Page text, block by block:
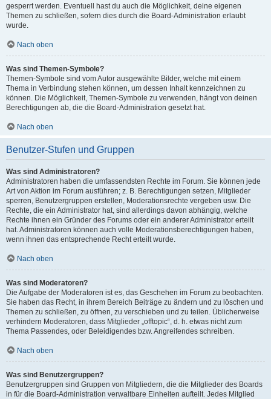
gesperrt werden. Eventuell hast du auch die Möglichkeit, deine eigenen
Themen zu schließen, sofern dies durch die Board-Administration erlaubt
wurde.
Nach oben
Was sind Themen-Symbole?
Themen-Symbole sind vom Autor ausgewählte Bilder, welche mit einem
Thema in Verbindung stehen können, um dessen Inhalt kennzeichnen zu
können. Die Möglichkeit, Themen-Symbole zu verwenden, hängt von deinen
Berechtigungen ab, die die Board-Administration gesetzt hat.
Nach oben
Benutzer-Stufen und Gruppen
Was sind Administratoren?
Administratoren haben die umfassendsten Rechte im Forum. Sie können jede
Art von Aktion im Forum ausführen; z. B. Berechtigungen setzen, Mitglieder
sperren, Benutzergruppen erstellen, Moderationsrechte vergeben usw. Die
Rechte, die ein Administrator hat, sind allerdings davon abhängig, welche
Rechte ihnen ein Gründer des Forums oder ein anderer Administrator erteilt
hat. Administratoren können auch volle Moderationsberechtigungen haben,
wenn ihnen das entsprechende Recht erteilt wurde.
Nach oben
Was sind Moderatoren?
Die Aufgabe der Moderatoren ist es, das Geschehen im Forum zu beobachten.
Sie haben das Recht, in ihrem Bereich Beiträge zu ändern und zu löschen und
Themen zu schließen, zu öffnen, zu verschieben und zu teilen. Üblicherweise
verhindern Moderatoren, dass Mitglieder „offtopic“, d. h. etwas nicht zum
Thema Passendes, oder Beleidigendes bzw. Angreifendes schreiben.
Nach oben
Was sind Benutzergruppen?
Benutzergruppen sind Gruppen von Mitgliedern, die die Mitglieder des Boards
in für die Board-Administration verwaltbare Einheiten aufteilt. Jedes Mitglied